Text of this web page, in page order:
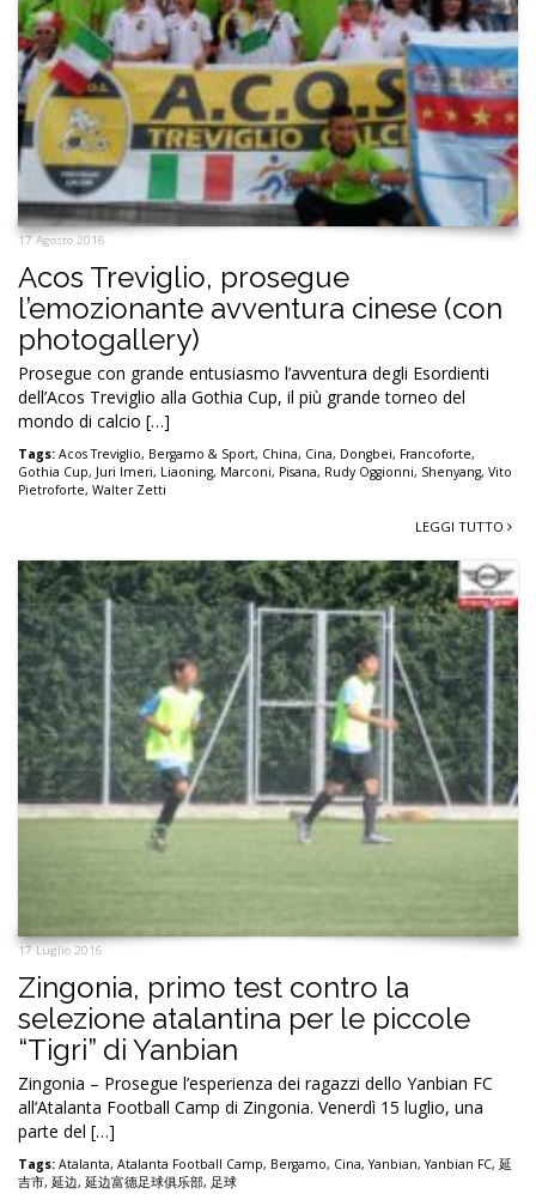
17 Agosto 2016
Acos Treviglio, prosegue
l’emozionante avventura cinese (con
photogallery)
Prosegue con grande entusiasmo l’avventura degli Esordienti
dell’Acos Treviglio alla Gothia Cup, il più grande torneo del
mondo di calcio […]
Tags: Acos Treviglio, Bergamo & Sport, China, Cina, Dongbei, Francoforte,
Gothia Cup, Juri Imeri, Liaoning, Marconi, Pisana, Rudy Oggionni, Shenyang, Vito
Pietroforte, Walter Zetti
LEGGI TUTTO
17 Luglio 2016
Zingonia, primo test contro la
selezione atalantina per le piccole
“Tigri” di Yanbian
Zingonia – Prosegue l’esperienza dei ragazzi dello Yanbian FC
all’Atalanta Football Camp di Zingonia. Venerdì 15 luglio, una
parte del […]
Tags: Atalanta, Atalanta Football Camp, Bergamo, Cina,Yanbian,Yanbian FC, 延
吉市, 延边, 延边富德足球俱乐部, 足球